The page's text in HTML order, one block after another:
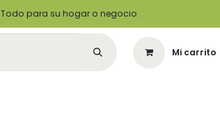
Todo para su hogar o negocio.
Mi carrito